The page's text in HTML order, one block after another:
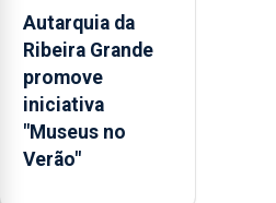
competências
pessoais,
emocionais
e
sociais
junto
das
Autarquia da
Ribeira Grande
promove
iniciativa
"Museus no
Verão"